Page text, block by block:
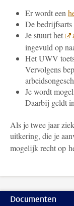
Er wordt een
De bedrijfsarts
Je stuurt het
ingevuld op
Het UWV
Vervolgens
Je wordt
Daarbij geldt
Als je twee jaar
uitkering, die je
mogelijk recht op
Documenten